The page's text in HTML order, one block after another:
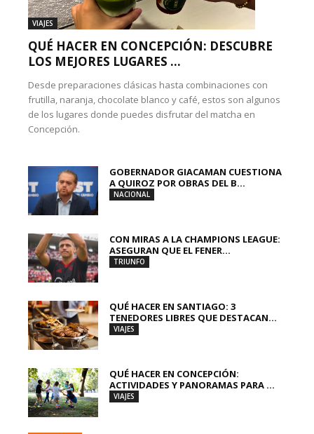
VIAJES
QUÉ HACER EN CONCEPCIÓN: DESCUBRE
LOS MEJORES LUGARES ...
Desde preparaciones clásicas hasta combinaciones con
frutilla, naranja, chocolate blanco y café, estos son algunos
de los lugares donde puedes disfrutar del matcha en
Concepción.
GOBERNADOR GIACAMAN CUESTIONA
A QUIROZ POR OBRAS DEL B...
NACIONAL
CON MIRAS A LA CHAMPIONS LEAGUE:
ASEGURAN QUE EL FENER...
TRIUNFO
QUÉ HACER EN SANTIAGO: 3
TENEDORES LIBRES QUE DESTACAN...
VIAJES
QUÉ HACER EN CONCEPCIÓN:
ACTIVIDADES Y PANORAMAS PARA ...
VIAJES